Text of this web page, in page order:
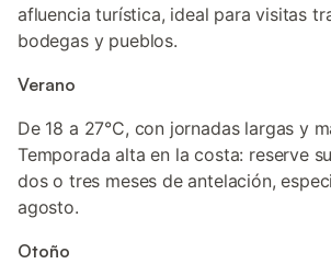
afluencia turística, ideal para visitas
bodegas y pueblos.
Verano
De 18 a 27°C, con jornadas largas y
Temporada alta en la costa: reserve
dos o tres meses de antelación,
agosto.
Otoño